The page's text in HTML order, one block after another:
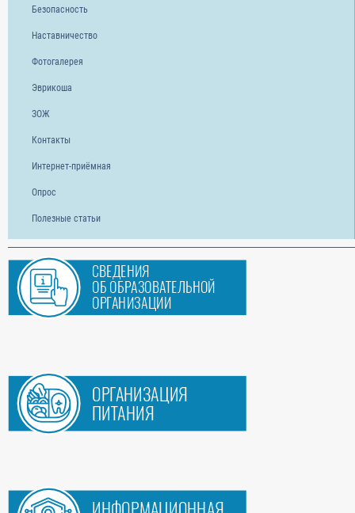
Безопасность
Наставничество
Фотогалерея
Эврикоша
ЗОЖ
Контакты
Интернет-приёмная
Опрос
Полезные статьи